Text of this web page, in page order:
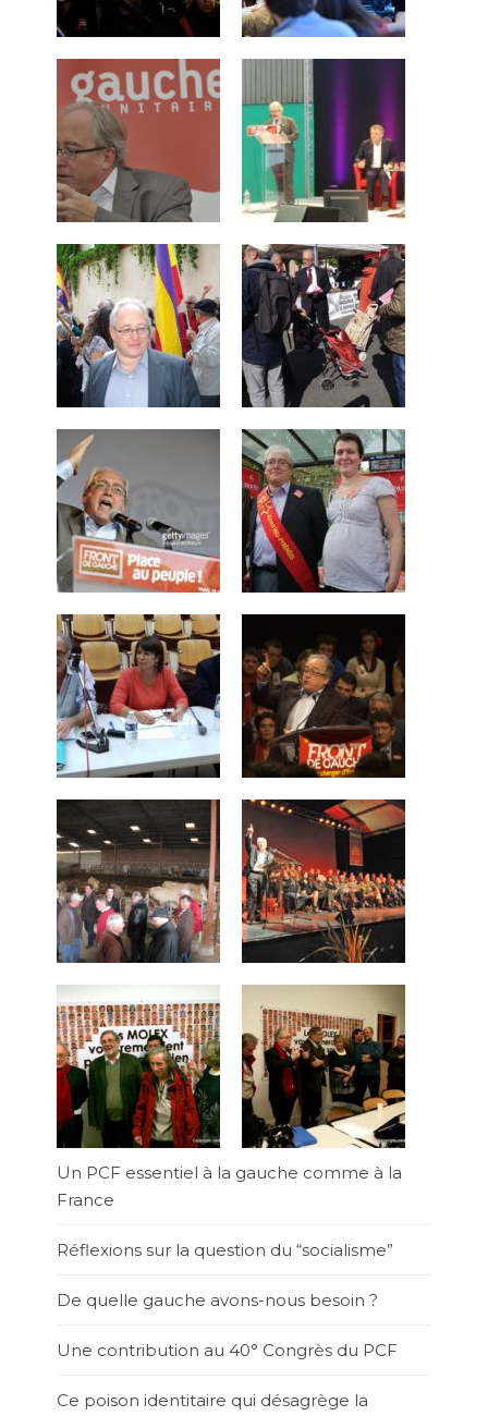
Un PCF essentiel à la gauche comme à la
France
Réflexions sur la question du “socialisme”
De quelle gauche avons-nous besoin ?
Une contribution au 40° Congrès du PCF
Ce poison identitaire qui désagrège la